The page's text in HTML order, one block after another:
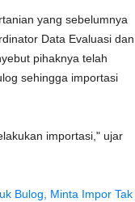
yang sebelumnya
Data Evaluasi dan
pihaknya telah
sehingga importasi
importasi," ujar
Bulog, Minta Impor Tak